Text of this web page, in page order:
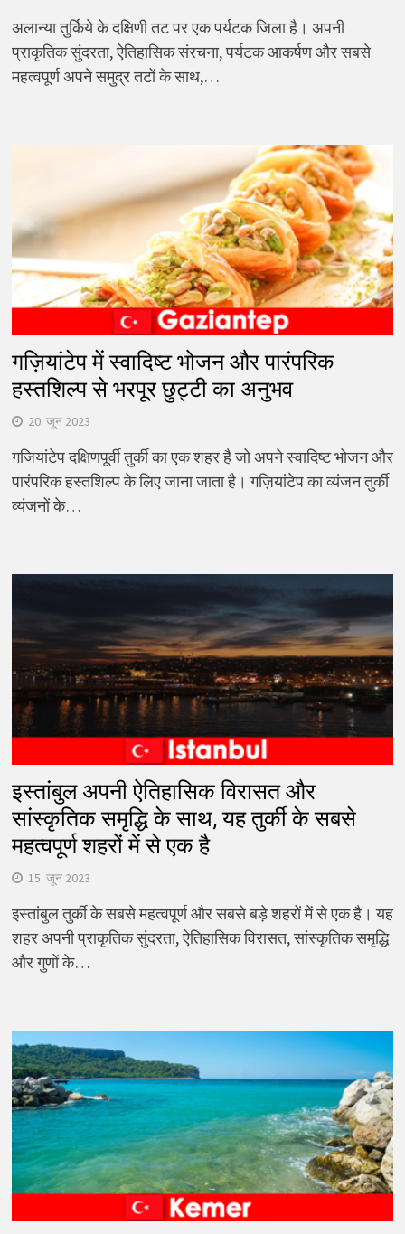
अलान्या तुर्किये के दक्षिणी तट पर एक पर्यटक जिला है। अपनी
प्राकृतिक सुंदरता, ऐतिहासिक संरचना, पर्यटक आकर्षण और सबसे
महत्वपूर्ण अपने समुद्र तटों के साथ,…
गज़ियांटेप में स्वादिष्ट भोजन और पारंपरिक
हस्तशिल्प से भरपूर छुट्टी का अनुभव
20. जून 2023
गजियांटेप दक्षिणपूर्वी तुर्की का एक शहर है जो अपने स्वादिष्ट भोजन और
पारंपरिक हस्तशिल्प के लिए जाना जाता है। गज़ियांटेप का व्यंजन तुर्की
व्यंजनों के…
इस्तांबुल अपनी ऐतिहासिक विरासत और
सांस्कृतिक समृद्धि के साथ, यह तुर्की के सबसे
महत्वपूर्ण शहरों में से एक है
15. जून 2023
इस्तांबुल तुर्की के सबसे महत्वपूर्ण और सबसे बड़े शहरों में से एक है। यह
शहर अपनी प्राकृतिक सुंदरता, ऐतिहासिक विरासत, सांस्कृतिक समृद्धि
और गुणों के…